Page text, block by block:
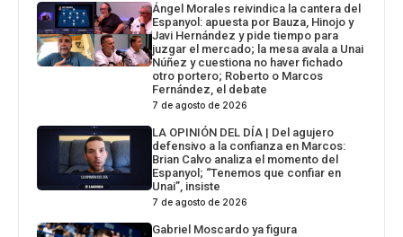
Ángel Morales reivindica la cantera del
Espanyol: apuesta por Bauza, Hinojo y
Javi Hernández y pide tiempo para
juzgar el mercado; la mesa avala a Unai
Núñez y cuestiona no haver fichado
otro portero; Roberto o Marcos
Fernández, el debate
7 de agosto de 2026
LA OPINIÓN DEL DÍA | Del agujero
defensivo a la confianza en Marcos:
Brian Calvo analiza el momento del
Espanyol; “Tenemos que confiar en
Unai”, insiste
7 de agosto de 2026
Gabriel Moscardo ya figura